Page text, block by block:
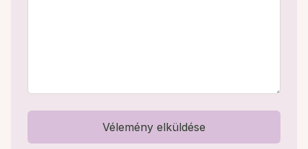
Vélemény elküldése